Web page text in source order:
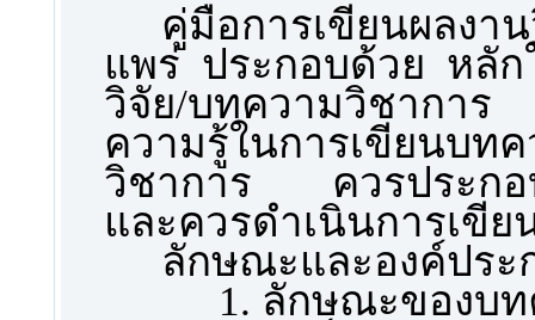
คู่มือการเขียนผลงา
แพร่ ประกอบด้วย หลัก
วิจัย/บทความวิชาการ
ความรู้ในการเขียนบท
วิชาการ ควรประกอ
และควรดำเนินการเขี
ลักษณะและองค์ประ
1. ลักษณะของบ